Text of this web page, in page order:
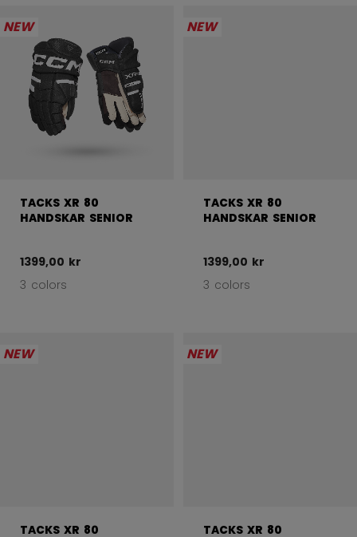
NEW
TACKS XR 80
HANDSKAR SENIOR
1399,00 kr
3 colors
NEW
TACKS XR 80
HANDSKAR SENIOR
1399,00 kr
3 colors
NEW
TACKS XR 80
NEW
TACKS XR 80